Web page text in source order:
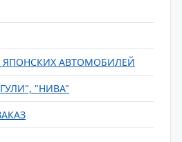
ЯПОНСКИХ АВТОМОБИЛЕЙ
"НИВА"